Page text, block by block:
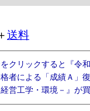
送料
クリックすると『令
者による「成績Ａ」
営工学・環境－』が